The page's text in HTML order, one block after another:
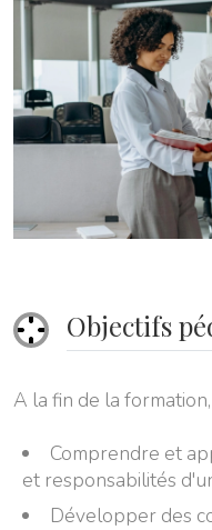
Objectifs
A la fin de la
Comprendre et
et responsabilités
Développer des